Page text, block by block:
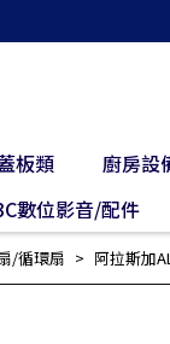
板類 廚房設
數位影音/配件
/循環扇 阿拉斯加